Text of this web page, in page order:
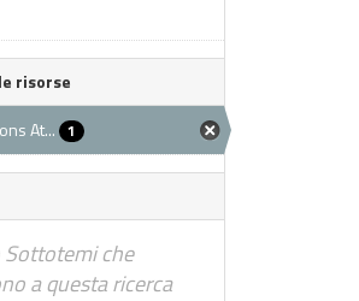
risorse
At... 1
che
a questa ricerca